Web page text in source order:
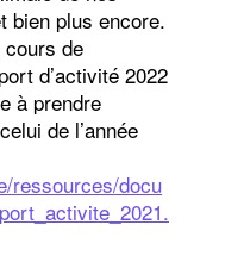
bien plus encore.
de
d’activité 2022
à prendre
de l’année
ressources/docu